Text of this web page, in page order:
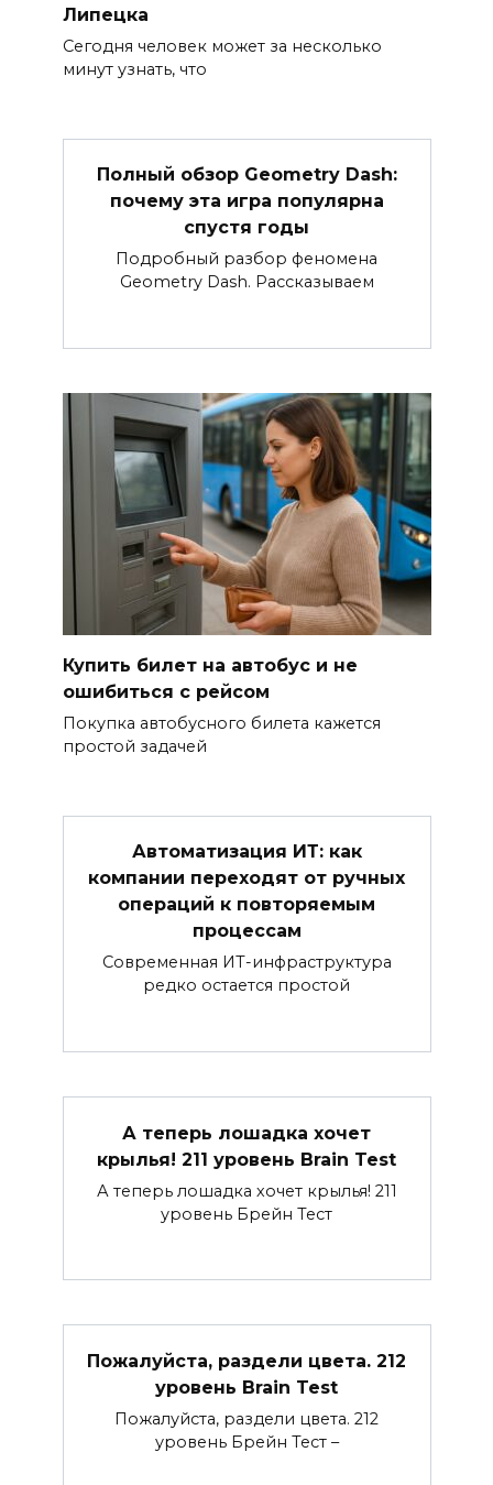
Липецка
Сегодня человек может за несколько
минут узнать, что
Полный обзор Geometry Dash:
почему эта игра популярна
спустя годы
Подробный разбор феномена
Geometry Dash. Рассказываем
Купить билет на автобус и не
ошибиться с рейсом
Покупка автобусного билета кажется
простой задачей
Автоматизация ИТ: как
компании переходят от ручных
операций к повторяемым
процессам
Современная ИТ-инфраструктура
редко остается простой
А теперь лошадка хочет
крылья! 211 уровень Brain Test
А теперь лошадка хочет крылья! 211
уровень Брейн Тест
Пожалуйста, раздели цвета. 212
уровень Brain Test
Пожалуйста, раздели цвета. 212
уровень Брейн Тест –